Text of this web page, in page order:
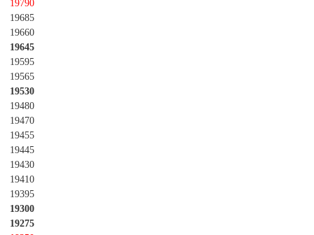
19790
19685
19660
19645
19595
19565
19530
19480
19470
19455
19445
19430
19410
19395
19300
19275